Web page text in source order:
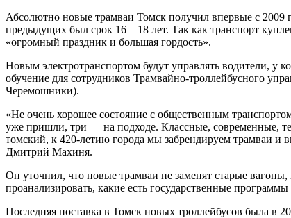
Абсолютно новые трамваи Томск получил впервые с 2009
предыдущих был срок 16—18 лет. Так как транспорт
«огромный праздник и большая гордость».
Новым электротранспортом будут управлять водители, у
обучение для сотрудников Трамвайно-троллейбусного
Черемошники).
«Не очень хорошее состояние с общественным
уже пришли, три — на подходе. Классные, современные,
томский, к 420-летию города мы забрендируем трамваи
Дмитрий Махиня.
Он уточнил, что новые трамваи не заменят старые
проанализировать, какие есть государственные
Последняя поставка в Томск новых троллейбусов была в